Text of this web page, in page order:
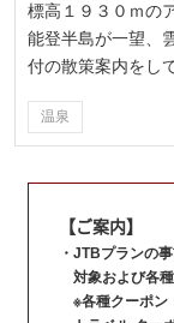
標高１９３０ｍの
能登半島が一望、
付の散策案内をし
温泉
【ご案内】
JTBプランの
対象および各
※各種クーポ